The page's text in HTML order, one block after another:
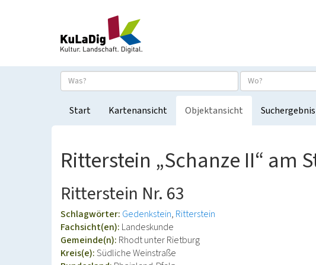
Start Kartenansicht Objektansicht
Ritterstein „Schanze II“ am
Ritterstein Nr. 63
Schlagwörter: Gedenkstein Ritterstein
Fachsicht(en): Landeskunde
Gemeinde(n): Rhodt unter Rietburg
Kreis(e):Südliche Weinstraße